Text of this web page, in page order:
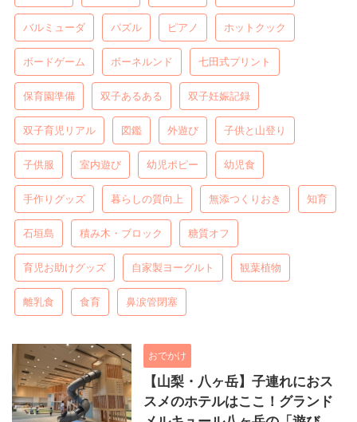
バルミューダ パズル ピアノ ホットクック
ボードゲーム ボーネルンド 七田式プリント
保育園準備 双子あるある 双子妊娠記録
双子育児リアル 図鑑 外遊び 子供と山登り
子供服 室内遊び 幼児ポピー 幼児食
手作りグッズ 暮らしの質向上 無添つくりおき 知育
石垣島 積み木・ブロック 糖質オフ
育児お助けグッズ 自家製ヨーグルト 観葉植物
離乳食 食育 鼻涙管閉塞
おでかけ
【山梨・八ヶ岳】子連れにおス
スメのホテルはここ！グランド